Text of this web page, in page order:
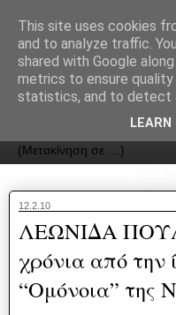
ΟΔΟΣ
12.2.10
ΛΕΩΝΙΔΑ
χρόνια από την
“Ομόνοια” της
This site uses cookies
and to analyze traffic.
shared with Google
metrics to ensure
statistics, and to detect
LEARN